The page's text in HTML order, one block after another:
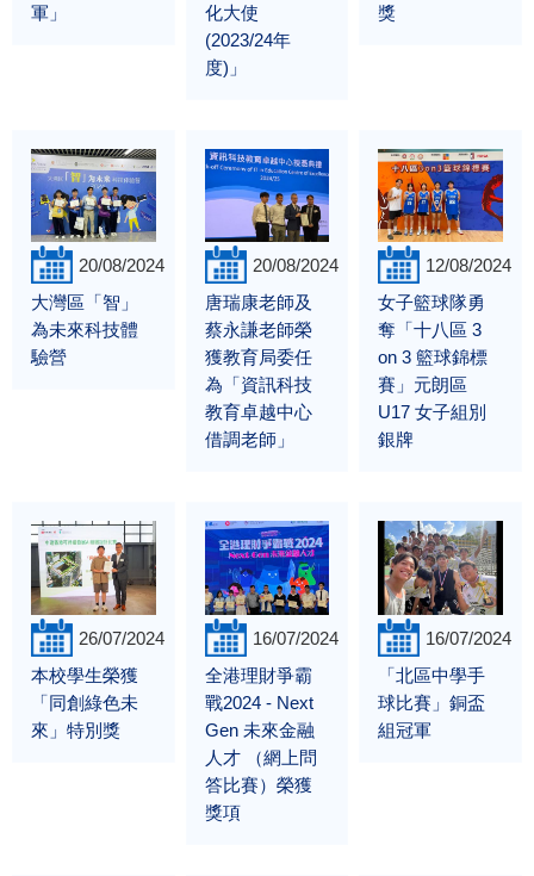
軍」
化大使
(2023/24年
度)」
獎
20/08/2024
大灣區「智」
為未來科技體
驗營
20/08/2024
唐瑞康老師及
蔡永謙老師榮
獲教育局委任
為「資訊科技
教育卓越中心
借調老師」
12/08/2024
女子籃球隊勇
奪「十八區 3
on 3 籃球錦標
賽」元朗區
U17 女子組別
銀牌
26/07/2024
本校學生榮獲
「同創綠色未
來」特別獎
16/07/2024
全港理財爭霸
戰2024 - Next
Gen 未來金融
人才 （網上問
答比賽）榮獲
獎項
16/07/2024
「北區中學手
球比賽」銅盃
組冠軍